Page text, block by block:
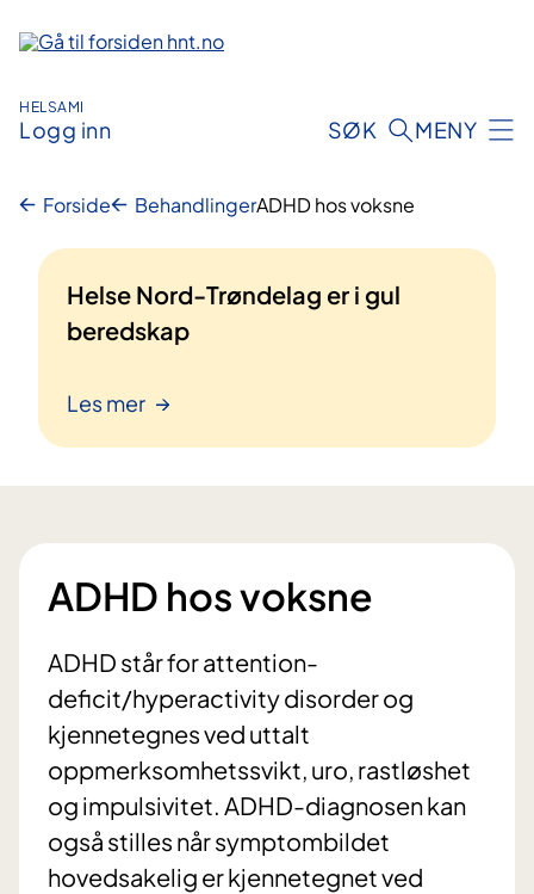
innhold
HELSAMI
Logg inn SØK MENY
Forside BehandlingerADHD hos voksne
Helse Nord-Trøndelag er i gul
beredskap
Les mer
ADHD hos voksne
ADHD står for attention-
deficit/hyperactivity disorder og
kjennetegnes ved uttalt
oppmerksomhetssvikt, uro, rastløshet
og impulsivitet. ADHD-diagnosen kan
også stilles når symptombildet
hovedsakelig er kjennetegnet ved